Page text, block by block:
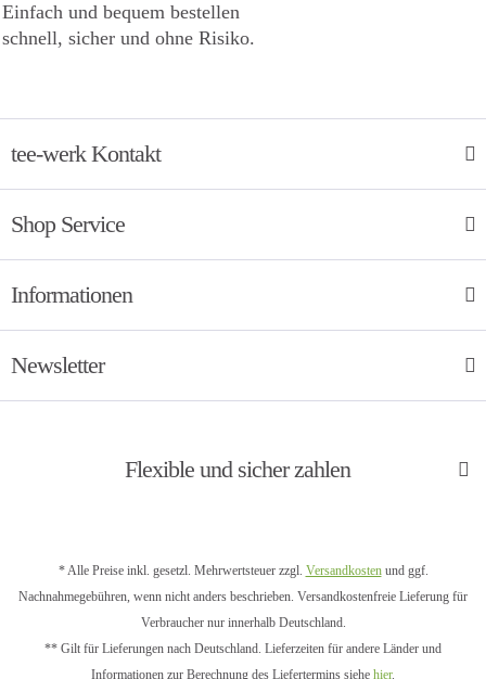
Einfach und bequem bestellen
schnell, sicher und ohne Risiko.
tee-werk Kontakt
Shop Service
Informationen
Newsletter
Flexible und sicher zahlen
* Alle Preise inkl. gesetzl. Mehrwertsteuer zzgl. Versandkostenund ggf.
Nachnahmegebühren, wenn nicht anders beschrieben. Versandkostenfreie Lieferung für
Verbraucher nur innerhalb Deutschland.
** Gilt für Lieferungen nach Deutschland. Lieferzeiten für andere Länder und
Informationen zur Berechnung des Liefertermins siehe hier.